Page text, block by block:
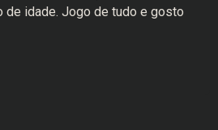
de idade. Jogo de tudo e gosto